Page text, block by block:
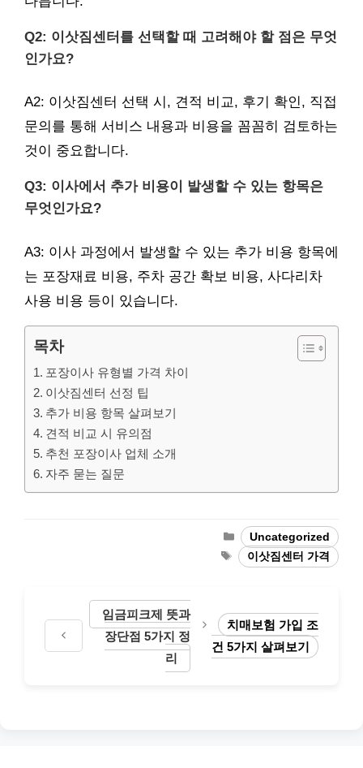
Q2: 이삿짐센터를 선택할 때 고려해야 할 점은 무엇
인가요?
A2: 이삿짐센터 선택 시, 견적 비교, 후기 확인, 직접
문의를 통해 서비스 내용과 비용을 꼼꼼히 검토하는
것이 중요합니다.
Q3: 이사에서 추가 비용이 발생할 수 있는 항목은
무엇인가요?
A3: 이사 과정에서 발생할 수 있는 추가 비용 항목에
는 포장재료 비용, 주차 공간 확보 비용, 사다리차
사용 비용 등이 있습니다.
목차
포장이사 유형별 가격 차이
이삿짐센터 선정 팁
추가 비용 항목 살펴보기
견적 비교 시 유의점
추천 포장이사 업체 소개
자주 묻는 질문
Categories
Uncategorized
Tags이삿짐센터 가격
임금피크제 뜻과
장단점 5가지 정
리
치매보험 가입 조
건 5가지 살펴보기